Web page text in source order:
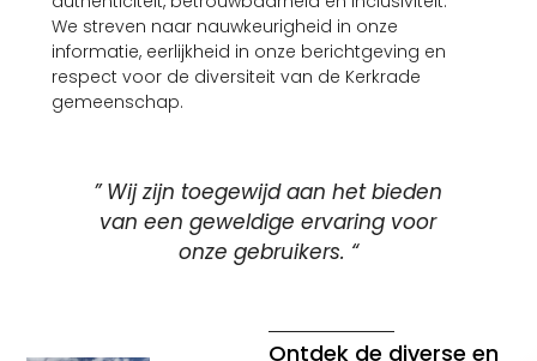
We streven naar nauwkeurigheid in onze
informatie, eerlijkheid in onze berichtgeving en
respect voor de diversiteit van de Kerkrade
gemeenschap.
” Wij zijn toegewijd aan het bieden
van een geweldige ervaring voor
onze gebruikers. “
Ontdek de diverse en